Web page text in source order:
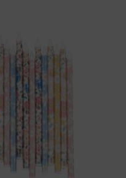
hasta
168,00€